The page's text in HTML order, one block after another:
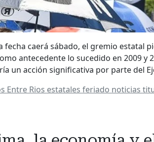
fecha caerá sábado, el gremio estatal
antecedente lo sucedido en 2009 y
un acción significativa por parte del
Entre Rios estatales feriado noticias